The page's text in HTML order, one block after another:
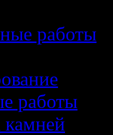
работы
работы
камней